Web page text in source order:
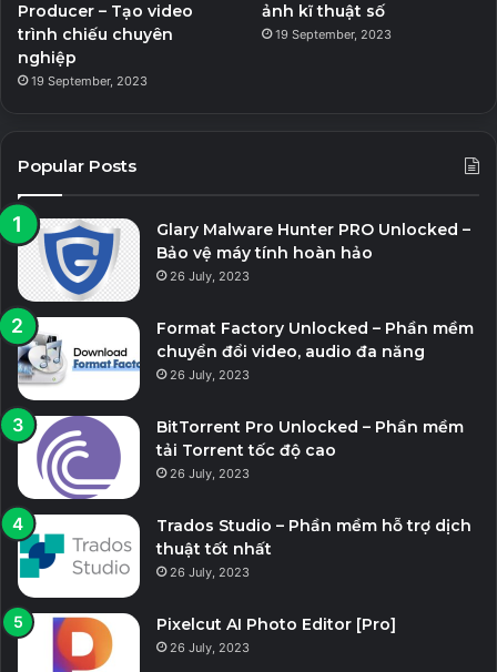
Producer – Tạo video
trình chiếu chuyên
nghiệp
19 September, 2023
ảnh kĩ thuật số
19 September, 2023
Popular Posts
Glary Malware Hunter PRO Unlocked –
Bảo vệ máy tính hoàn hảo
26 July, 2023
Format Factory Unlocked – Phần mềm
chuyển đổi video, audio đa năng
26 July, 2023
BitTorrent Pro Unlocked – Phần mềm
tải Torrent tốc độ cao
26 July, 2023
Trados Studio – Phần mềm hỗ trợ dịch
thuật tốt nhất
26 July, 2023
Pixelcut AI Photo Editor [Pro]
26 July, 2023